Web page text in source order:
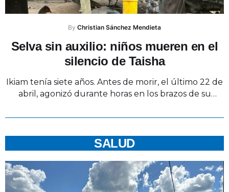
By Christian Sánchez Mendieta
Selva sin auxilio: niños mueren en el
silencio de Taisha
Ikiam tenía siete años. Antes de morir, el último 22 de
abril, agonizó durante horas en los brazos de su
espalda. Llevaba tres días con malestar de estómago,
comunidad Achuar, de Surik Nuevo, en la selva, en
Huasaga, …
SALUD